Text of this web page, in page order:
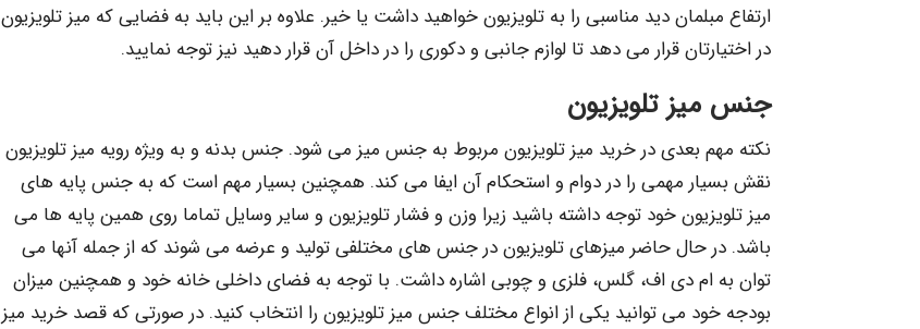
ارتفاع مبلمان دید مناسبی را به تلویزیون خواهید داشت یا خیر. علاوه بر این باید به فضایی که میز تلویزیون
در اختیارتان قرار می دهد تا لوازم جانبی و دکوری را در داخل آن قرار دهید نیز توجه نمایید.
جنس میز تلویزیون
نکته مهم بعدی در خرید میز تلویزیون مربوط به جنس میز می شود. جنس بدنه و به ویژه رویه میز تلویزیون
نقش بسیار مهمی را در دوام و استحکام آن ایفا می کند. همچنین بسیار مهم است که به جنس پایه های
میز تلویزیون خود توجه داشته باشید زیرا وزن و فشار تلویزیون و سایر وسایل تماما روی همین پایه ها می
باشد. در حال حاضر میزهای تلویزیون در جنس های مختلفی تولید و عرضه می شوند که از جمله آنها می
توان به ام دی اف، گلس، فلزی و چوبی اشاره داشت. با توجه به فضای داخلی خانه خود و همچنین میزان
بودجه خود می توانید یکی از انواع مختلف جنس میز تلویزیون را انتخاب کنید. در صورتی که قصد خرید میز